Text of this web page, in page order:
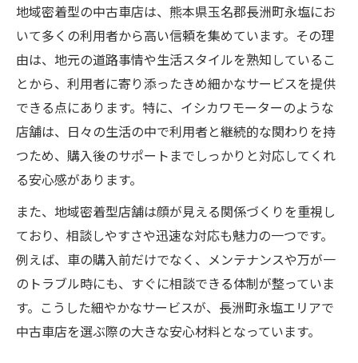
地域密着型の中古車店は、熊本県玉名郡長洲町永塩にお
いて多くの利用者から高い信頼を集めています。その理
由は、地元の道路事情や生活スタイルを熟知しているこ
とから、利用者に寄り添ったきめ細かなサービスを提供
できる点にあります。特に、イシカワモーターのような
店舗は、日々の生活の中で利用者と継続的な関わりを持
つため、購入後のサポートまでしっかりと対応してくれ
る安心感があります。
また、地域密着型店舗は顔が見える関係づくりを重視し
ており、相談しやすさや迅速な対応も魅力の一つです。
例えば、車の購入前だけでなく、メンテナンスや万が一
のトラブル時にも、すぐに相談できる体制が整っていま
す。こうした細やかなサービスが、長洲町永塩エリアで
中古車店を選ぶ際の大きな安心材料となっています。